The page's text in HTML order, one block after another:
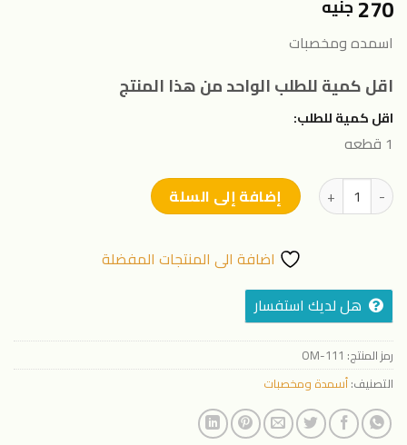
270 جنيه
اسمده ومخصبات
اقل كمية للطلب الواحد من هذا المنتج
اقل كمية للطلب:
1 قطعه
كمية سايتو ماكسإضافة إلى السلة
اضافة الى المنتجات المفضلة
هل لديك استفسار
رمز المنتج: OM-111
التصنيف:أسمدة ومخصبات